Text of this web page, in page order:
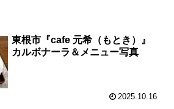
東根市『cafe 元希（もとき）』
カルボナーラ＆メニュー写真
2025.10.16